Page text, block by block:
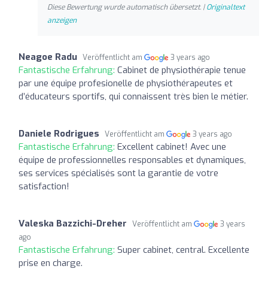
Diese Bewertung wurde automatisch übersetzt. |Originaltext
anzeigen
Neagoe Radu Veröffentlicht am 3 years ago
Fantastische Erfahrung: Cabinet de physiothérapie tenue
par une équipe profesionelle de physiothérapeutes et
d’éducateurs sportifs, qui connaissent très bien le métier.
Daniele Rodrigues Veröffentlicht am 3 years ago
Fantastische Erfahrung: Excellent cabinet! Avec une
équipe de professionnelles responsables et dynamiques,
ses services spécialisés sont la garantie de votre
satisfaction!
Valeska Bazzichi-Dreher Veröffentlicht am
3 years
ago
Fantastische Erfahrung: Super cabinet, central. Excellente
prise en charge.